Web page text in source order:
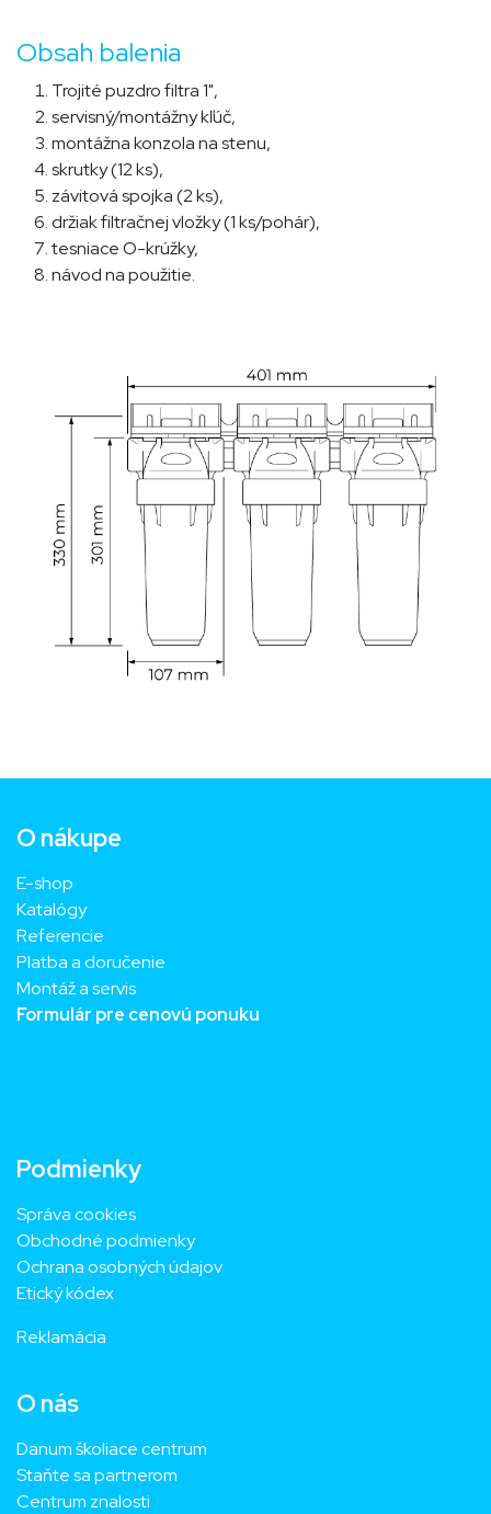
Obsah balenia
Trojité puzdro filtra 1",
servisný/montážny kľúč,
montážna konzola na stenu,
skrutky (12 ks),
závitová spojka (2 ks),
držiak filtračnej vložky (1 ks/pohár),
tesniace O-krúžky,
návod na použitie.
O nákupe
E-shop
Katalógy
Referencie
Platba a doručenie
Montáž a servis
Formulár pre cenovú ponuku
Podmienky
Správa cookies
Obchodné podmienky
Ochrana osobných údajov
Etický kódex
Reklamácia
O nás
Danum školiace centrum
Staňte sa partnerom
Centrum znalosti